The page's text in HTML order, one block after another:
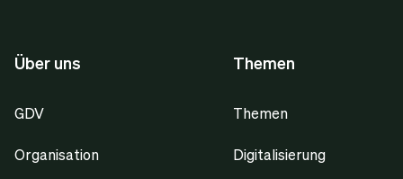
Über uns
GDV
Organisation
Themen
Themen
Digitalisierung